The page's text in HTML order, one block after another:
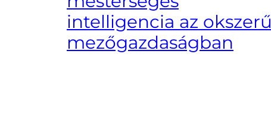
intelligencia az okszerű
mezőgazdaságban